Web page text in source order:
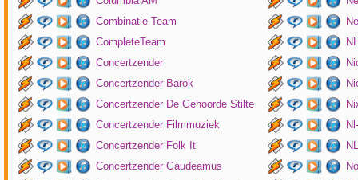
Combinatie Team
CompleteTeam
Concertzender
Concertzender Barok
Concertzender De Gehoorde Stilte
Concertzender Filmmuziek
Concertzender Folk It
Concertzender Gaudeamus